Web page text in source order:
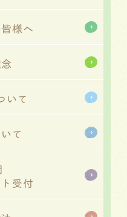
様へ
いて
て
受付